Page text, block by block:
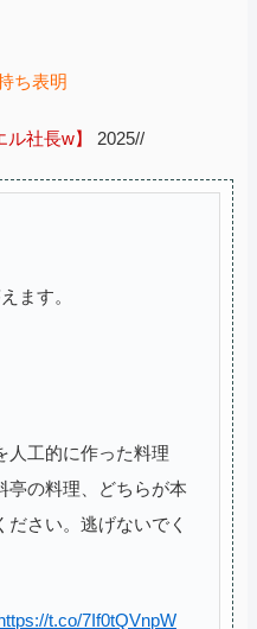
ち表明
社長w】 2025//
ます。
人工的に作った料理
亭の料理、どちらが本
さい。逃げないでく
t.co/7If0tQVnpW